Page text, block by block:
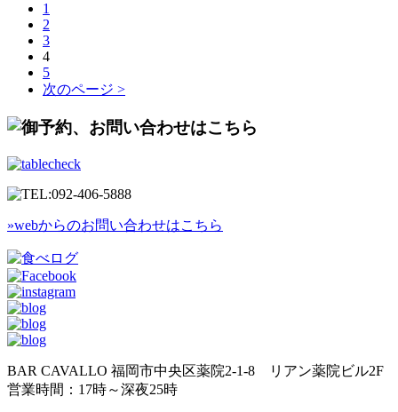
1
2
3
4
5
次のページ >
»webからのお問い合わせはこちら
BAR CAVALLO 福岡市中央区薬院2-1-8 リアン薬院ビル2F
営業時間：17時～深夜25時